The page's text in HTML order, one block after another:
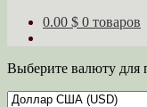
0.00 $ 0 товаров
Выберите валюту для